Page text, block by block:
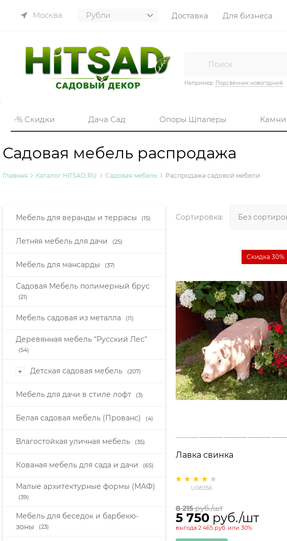
Москва Доставка Для бизнеса
Например: Подсвечник новогодний
-% Скидки Дача Сад Опоры Шпалеры Камни
Садовая мебель распродажа
Главная Каталог HiTSAD.RU Садовая мебель Распродажа садовой мебели
Мебель для веранды и террасы (15)
Летняя мебель для дачи (25)
Мебель для мансарды (37)
Садовая Мебель полимерный брус
(21)
Мебель садовая из металла (11)
Деревянная мебель "Русский Лес"
(54)
+ Детская садовая мебель (207)
Мебель для дачи в стиле лофт (3)
Белая садовая мебель (Прованс) (4)
Влагостойкая уличная мебель (35)
Кованая мебель для сада и дачи (65)
Малые архитектурные формы (МАФ)
(39)
Мебель для беседок и барбекю-
зоны
(23)
Сортировка:
Лавка свинка
U08356
Скидка 30%
8 215 руб./шт
5 750 руб./шт
выгода 2 465 руб.или 30%